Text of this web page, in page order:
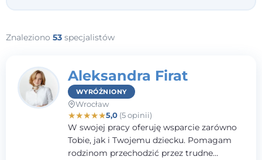
Znaleziono 53 specjalistów
Aleksandra Firat
WYRÓŻNIONY
Wrocław
★★★★★5,0(5 opinii)
W swojej pracy oferuję wsparcie zarówno
Tobie, jak i Twojemu dziecku. Pomagam
rodzinom przechodzić przez trudne